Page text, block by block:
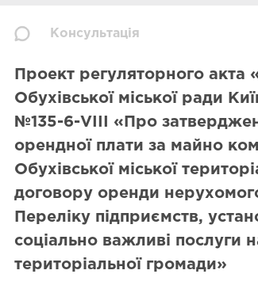
Консультація
Проект регуляторного акта
Обухівської міської ради
№135-6-VIII «Про
орендної плати за майно
Обухівської міської
договору оренди
Переліку підприємств,
соціально важливі послуги
територіальної громади»